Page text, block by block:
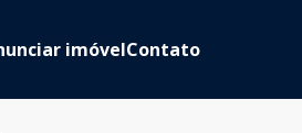
imóvelContato